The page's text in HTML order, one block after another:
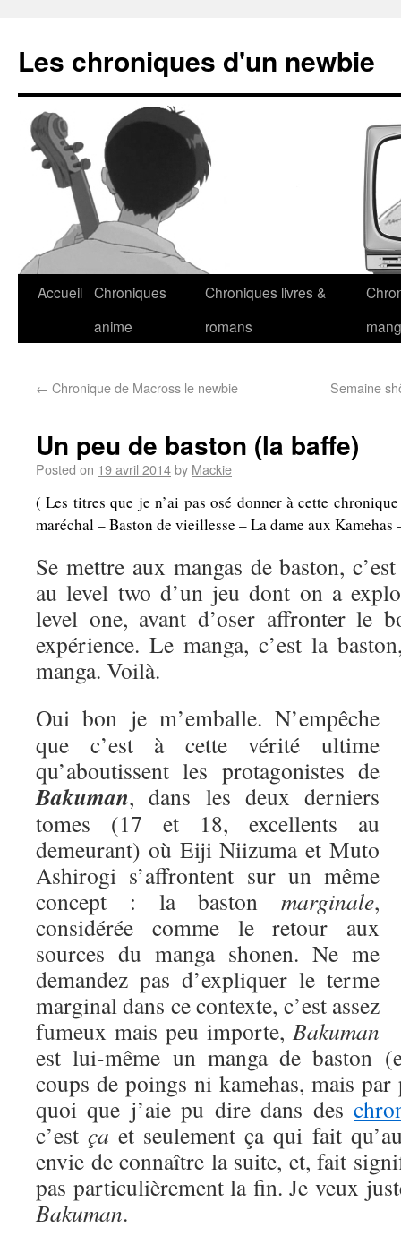
Les chroniques d'un newbie
Accueil Chroniques
anime
Chroniques livres &
romans
← Chronique de Macross le newbie Semaine
Un peu de baston (la baffe)
Posted on 19 avril 2014by Mackie
( Les titres que je n’ai pas osé donner à cette
maréchal – Baston de vieillesse – La dame aux
Se mettre aux mangas de baston,
au level two d’un jeu dont on a
level one, avant d’oser affronter le
expérience. Le manga, c’est la
manga. Voilà.
Oui bon je m’emballe. N’empêche
que c’est à cette vérité ultime
qu’aboutissent les protagonistes de
Bakuman, dans les deux derniers
tomes (17 et 18, excellents au
demeurant) où Eiji Niizuma et Muto
Ashirogi s’affrontent sur un même
concept : la baston marginale,
considérée comme le retour aux
sources du manga shonen. Ne me
demandez pas d’expliquer le terme
marginal dans ce contexte, c’est assez
fumeux mais peu importe, Bakuman
est lui-même un manga de baston
coups de poings ni kamehas, mais
quoi que j’aie pu dire dans des
c’estça et seulement ça qui fait
envie de connaître la suite, et, fait
pas particulièrement la fin. Je veux
Bakuman.